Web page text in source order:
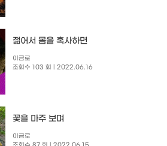
젊어서 몸을 혹사하면
이금로
조회수 103 회
| 2022.06.16
꽃을 마주 보며
이금로